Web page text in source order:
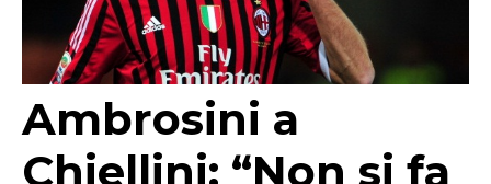
Ambrosini a
Chiellini: “Non si fa